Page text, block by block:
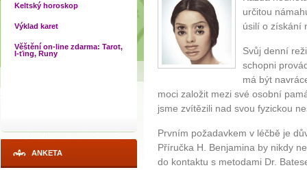
Keltský horoskop
Výklad karet
Věštění on-line zdarma: Tarot,
I-ťing, Runy
ANKETA
určitou
úsilí o získání
Svůj denní
schopni
má být
moci založit mezi své osobní
jsme zvítězili nad svou fyzickou
Prvním požadavkem v léčbě je
Příručka H. Benjamina by nikdy
do kontaktu s metodami Dr.